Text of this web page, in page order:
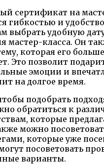
сертификат на
гибкостью и
выбрать удобную
мастер-класса. Он
которая его
Это позволит
эмоции и
на долгое время.
подобрать
обратиться к
которые
можно
которые уже
посоветовать
варианты.